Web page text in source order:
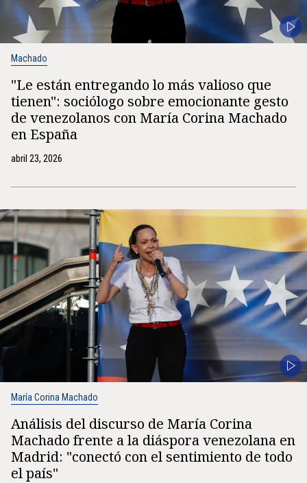
Machado
"Le están entregando lo más valioso que
tienen": sociólogo sobre emocionante gesto
de venezolanos con María Corina Machado
en España
abril 23, 2026
María Corina Machado
Análisis del discurso de María Corina
Machado frente a la diáspora venezolana en
Madrid: "conectó con el sentimiento de todo
el país"